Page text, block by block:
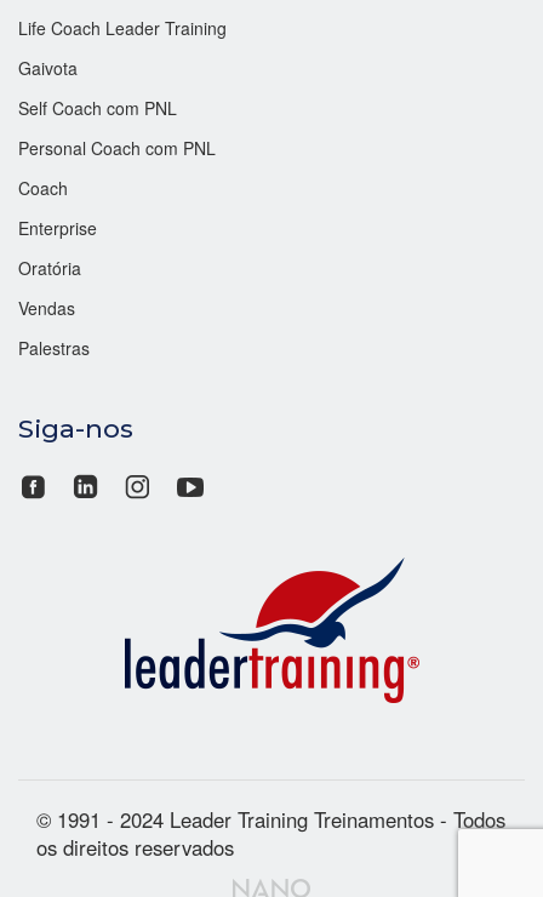
Life Coach Leader Training
Gaivota
Self Coach com PNL
Personal Coach com PNL
Coach
Enterprise
Oratória
Vendas
Palestras
Siga-nos
© 1991 - 2024 Leader Training Treinamentos - Todos
os direitos reservados